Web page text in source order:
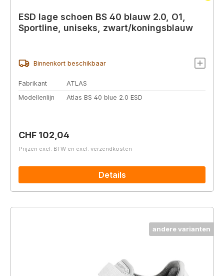
ESD lage schoen BS 40 blauw 2.0, O1,
Sportline, uniseks, zwart/koningsblauw
Binnenkort beschikbaar
Fabrikant
ATLAS
Modellenlijn
Atlas BS 40 blue 2.0 ESD
Normale prijs:
CHF 102,04
Prijzen excl. BTW en excl. verzendkosten
Details
andere varianten